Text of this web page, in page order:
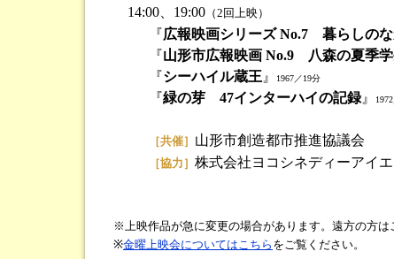
14:00、19:00 （2回上映）
『広報映画シリーズ No.7 暮らしのな
『山形市広報映画 No.9 八森の夏季
『シーハイル蔵王 』 1967／19分
『緑の芽 47インターハイの記録』
［共催］ 山形市創造都市推進協議会
［協力］ 株式会社ヨコシネディーアイ
※上映作品が急に変更の場合があります。遠方の方は
※金曜上映会についてはこちら をご覧ください。